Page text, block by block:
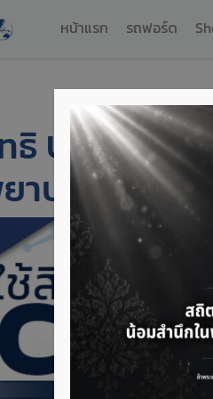
หน้าแรก รถฟอร์ด
ธิ UCEP เจ็
าบาล